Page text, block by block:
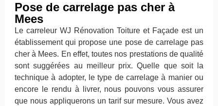
Pose de carrelage pas cher à
Mees
Le carreleur WJ Rénovation Toiture et Façade est un
établissement qui propose une pose de carrelage pas
cher à Mees. En effet, toutes nos prestations de qualité
sont suggérées au meilleur prix. Quelle que soit la
technique à adopter, le type de carrelage à manier ou
encore le rendu à livrer, nous pouvons vous assurer
que nous appliquerons un tarif sur mesure. Vous avez